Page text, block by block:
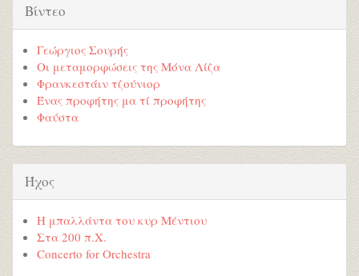
Βίντεο
Γεώργιος Σουρής
Οι μεταμορφώσεις της Μόνα Λίζα
Φρανκεστάιν τζούνιορ
Ένας προφήτης μα τί προφήτης
Φαύστα
Ήχος
Η μπαλλάντα του κυρ Μέντιου
Στα 200 π.Χ.
Concerto for Orchestra